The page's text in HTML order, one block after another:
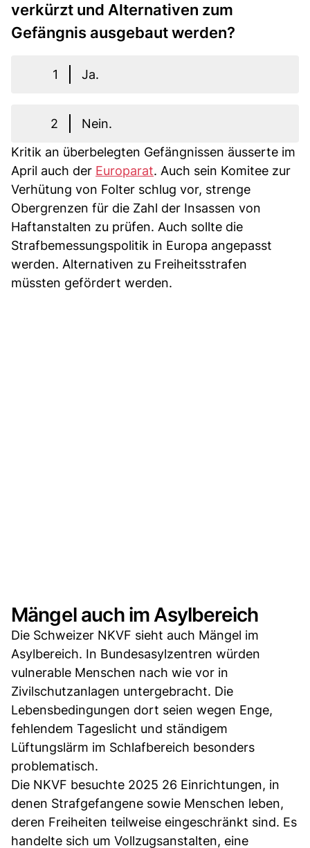
verkürzt und Alternativen zum
Gefängnis ausgebaut werden?
1 Ja.
2
Nein.
Kritik an überbelegten Gefängnissen äusserte im
April auch der Europarat. Auch sein Komitee zur
Verhütung von Folter schlug vor, strenge
Obergrenzen für die Zahl der Insassen von
Haftanstalten zu prüfen. Auch sollte die
Strafbemessungspolitik in Europa angepasst
werden. Alternativen zu Freiheitsstrafen
müssten gefördert werden.
Mängel auch im Asylbereich
Die Schweizer NKVF sieht auch Mängel im
Asylbereich. In Bundesasylzentren würden
vulnerable Menschen nach wie vor in
Zivilschutzanlagen untergebracht. Die
Lebensbedingungen dort seien wegen Enge,
fehlendem Tageslicht und ständigem
Lüftungslärm im Schlafbereich besonders
problematisch.
Die NKVF besuchte 2025 26 Einrichtungen, in
denen Strafgefangene sowie Menschen leben,
deren Freiheiten teilweise eingeschränkt sind. Es
handelte sich um Vollzugsanstalten, eine